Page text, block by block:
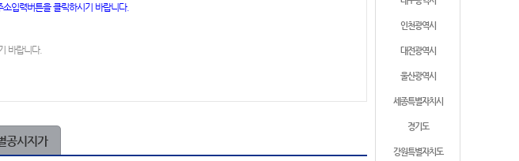
인천광역시
대전광역시
울산광역시
세종특별자치시
경기도
강원특별자치도
입력버튼을 클릭하시기 바랍니다.
바랍니다.
공시지가